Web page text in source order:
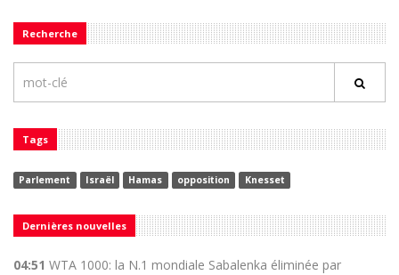
Recherche
Tags
Parlement Israël Hamas opposition Knesset
Dernières nouvelles
04:51 WTA 1000: la N.1 mondiale Sabalenka éliminée par